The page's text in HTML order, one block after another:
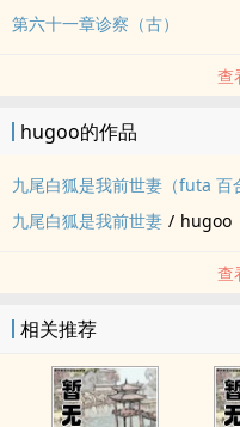
第六十一章诊察（古）
查
hugoo的作品
九尾白狐是我前世妻（futa 百
九尾白狐是我前世妻 / hugoo
查
相关推荐